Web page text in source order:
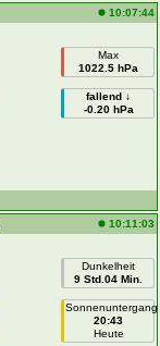
10:07:44
Max
1022.5 hPa
fallend ↓
-0.20 hPa
10:11:03
Dunkelheit
9 Std.04 Min.
Sonnenuntergang
20:43
Heute